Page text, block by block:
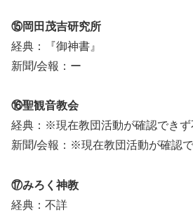
⑮岡田茂吉研究所
経典：『御神書』
新聞/会報：ー
⑯聖観音教会
経典：※現在教団活動が確認できず
新聞/会報：※現在教団活動が確認
⑰みろく神教
経典：不詳